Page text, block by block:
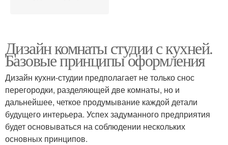
Дизайн комнаты студии с кухней.
Базовые принципы оформления
Дизайн кухни-студии предполагает не только снос
перегородки, разделяющей две комнаты, но и
дальнейшее, четкое продумывание каждой детали
будущего интерьера. Успех задуманного предприятия
будет основываться на соблюдении нескольких
основных принципов.